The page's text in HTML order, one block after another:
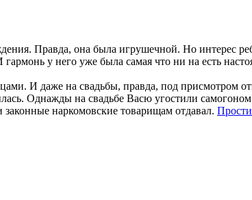
Правда, она была игрушечной. Но интерес
у него уже была самая что ни на есть
И даже на свадьбы, правда, под присмотром
Однажды на свадьбе Васю угостили
наркомовские товарищам отдавал.